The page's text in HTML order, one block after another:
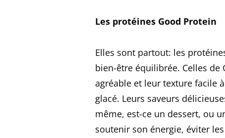
Les protéines Good Protein
Elles sont partout: les
bien-être équilibrée. Celles
agréable et leur texture facile
glacé. Leurs saveurs
même, est-ce un dessert, ou
soutenir son énergie, éviter